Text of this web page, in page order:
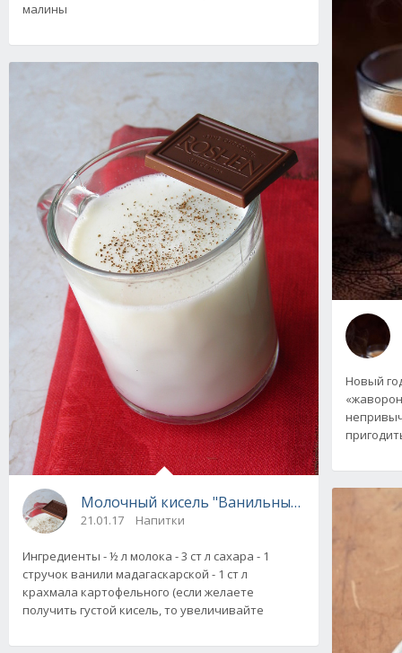
малины
Молочный кисель "Ванильные облака"
21.01.17 Напитки
Ингредиенты - ½ л молока - 3 ст л сахара - 1
стручок ванили мадагаскарской - 1 ст л
крахмала картофельного (если желаете
получить густой кисель, то увеличивайте
Новый